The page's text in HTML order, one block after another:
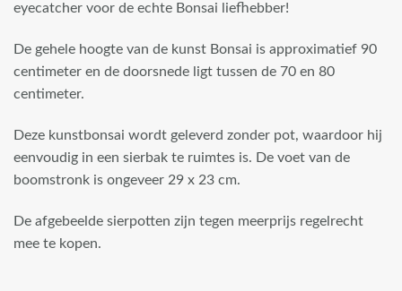
eyecatcher voor de echte Bonsai liefhebber!
De gehele hoogte van de kunst Bonsai is approximatief 90
centimeter en de doorsnede ligt tussen de 70 en 80
centimeter.
Deze kunstbonsai wordt geleverd zonder pot, waardoor hij
eenvoudig in een sierbak te ruimtes is. De voet van de
boomstronk is ongeveer 29 x 23 cm.
De afgebeelde sierpotten zijn tegen meerprijs regelrecht
mee te kopen.